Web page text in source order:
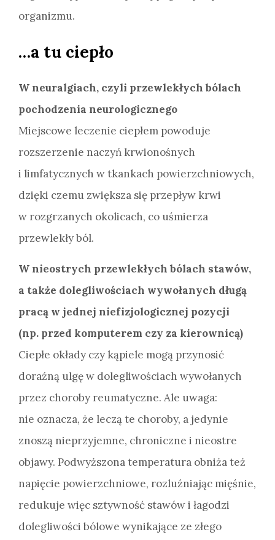
organizmu.
…a tu ciepło
W neuralgiach, czyli przewlekłych bólach
pochodzenia neurologicznego
Miejscowe leczenie ciepłem powoduje
rozszerzenie naczyń krwionośnych
i limfatycznych w tkankach powierzchniowych,
dzięki czemu zwiększa się przepływ krwi
w rozgrzanych okolicach, co uśmierza
przewlekły ból.
W nieostrych przewlekłych bólach stawów,
a także dolegliwościach wywołanych długą
pracą w jednej niefizjologicznej pozycji
(np. przed komputerem czy za kierownicą)
Ciepłe okłady czy kąpiele mogą przynosić
doraźną ulgę w dolegliwościach wywołanych
przez choroby reumatyczne. Ale uwaga:
nie oznacza, że leczą te choroby, a jedynie
znoszą nieprzyjemne, chroniczne i nieostre
objawy. Podwyższona temperatura obniża też
napięcie powierzchniowe, rozluźniając mięśnie,
redukuje więc sztywność stawów i łagodzi
dolegliwości bólowe wynikające ze złego